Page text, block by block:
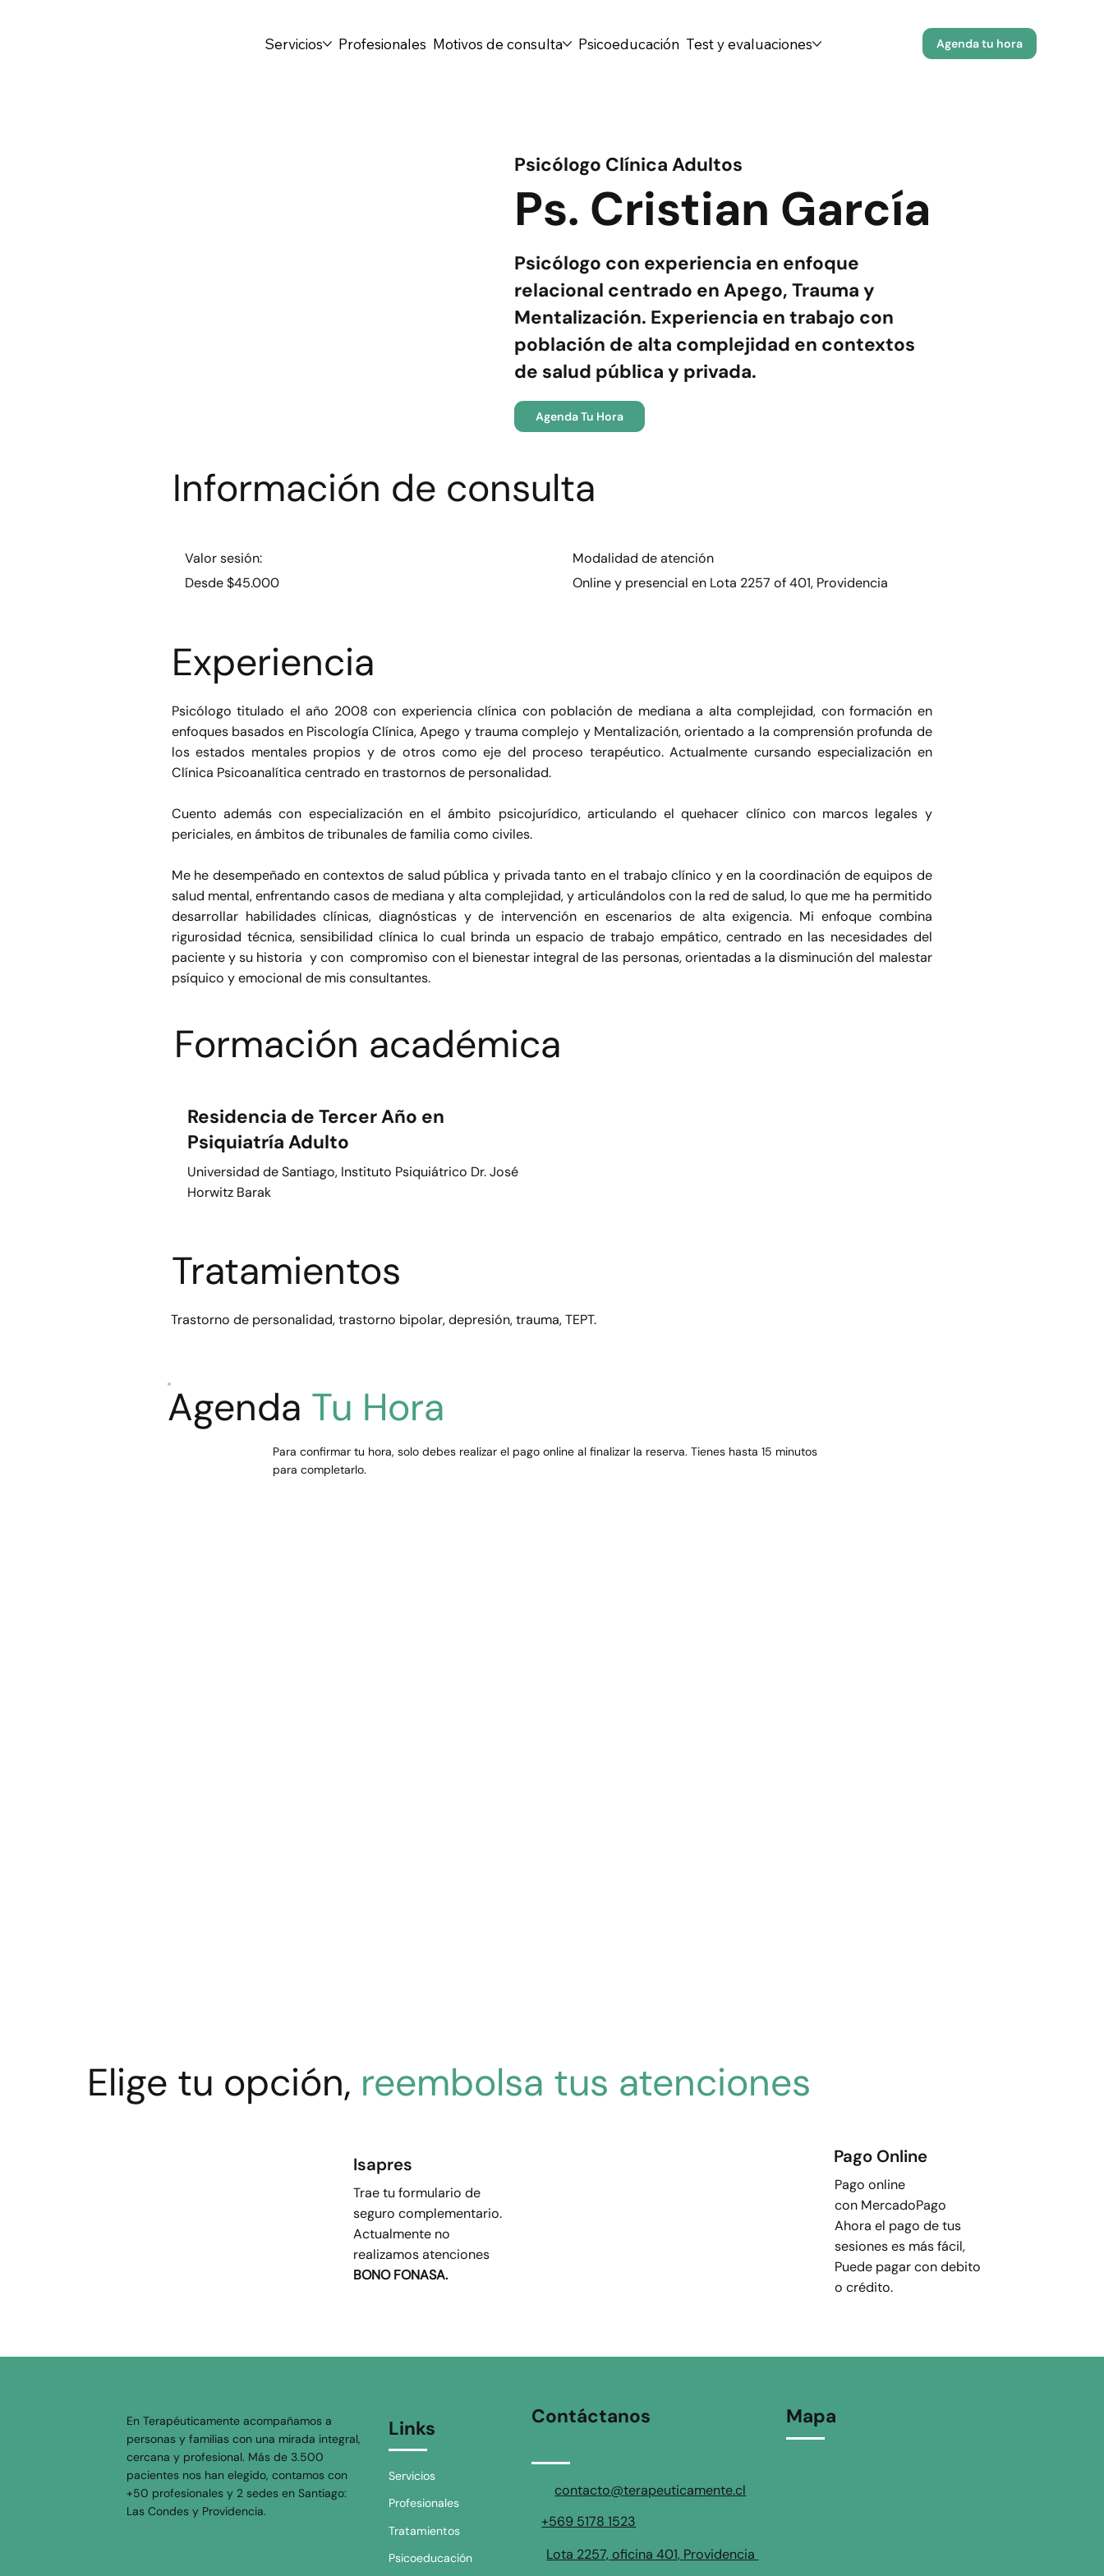
Servicios Profesionales Motivos de consulta Psicoeducación Test y evaluaciones Agenda tu hora
Psicólogo Clínica Adultos
Ps. Cristian García
Psicólogo con experiencia en enfoque
relacional centrado en Apego, Trauma y
Mentalización. Experiencia en trabajo con
población de alta complejidad en contextos
de salud pública y privada.
Agenda Tu Hora
Información de consulta
Valor sesión:
Desde $45.000
Modalidad de atención
Online y presencial en Lota 2257 of 401, Providencia
Experiencia
Psicólogo titulado el año 2008 con experiencia clínica con población de mediana a alta complejidad, con formación en
enfoques basados en Piscología Clínica, Apego y trauma complejo y Mentalización, orientado a la comprensión profunda de
los estados mentales propios y de otros como eje del proceso terapéutico. Actualmente cursando especialización en
Clínica Psicoanalítica centrado en trastornos de personalidad.
Cuento además con especialización en el ámbito psicojurídico, articulando el quehacer clínico con marcos legales y
periciales, en ámbitos de tribunales de familia como civiles.
Me he desempeñado en contextos de salud pública y privada tanto en el trabajo clínico y en la coordinación de equipos de
salud mental, enfrentando casos de mediana y alta complejidad, y articulándolos con la red de salud, lo que me ha permitido
desarrollar habilidades clínicas, diagnósticas y de intervención en escenarios de alta exigencia. Mi enfoque combina
rigurosidad técnica, sensibilidad clínica lo cual brinda un espacio de trabajo empático, centrado en las necesidades del
paciente y su historia y con compromiso con el bienestar integral de las personas, orientadas a la disminución del malestar
psíquico y emocional de mis consultantes.
Formación académica
Residencia de Tercer Año en
Psiquiatría Adulto
Universidad de Santiago, Instituto Psiquiátrico Dr. José
Horwitz Barak
Tratamientos
Trastorno de personalidad, trastorno bipolar, depresión, trauma, TEPT.
Agenda Tu Hora
Para confirmar tu hora, solo debes realizar el pago online al finalizar la reserva. Tienes hasta 15 minutos
para completarlo.
Elige tu opción, reembolsa tus atenciones
Isapres
Trae tu formulario de
seguro complementario.
Actualmente no
realizamos atenciones
BONO FONASA.
Pago Online
Pago online
con MercadoPago
Ahora el pago de tus
sesiones es más fácil,
Puede pagar con debito
o crédito.
En Terapéuticamente acompañamos a
personas y familias con una mirada integral,
cercana y profesional. Más de 3.500
pacientes nos han elegido, contamos con
+50 profesionales y 2 sedes en Santiago:
Las Condes y Providencia.
Links
Servicios
Profesionales
Tratamientos
Psicoeducación
Contáctanos
contacto@terapeuticamente.cl
+569 5178 1523
Lota 2257, oficina 401, Providencia
Mapa